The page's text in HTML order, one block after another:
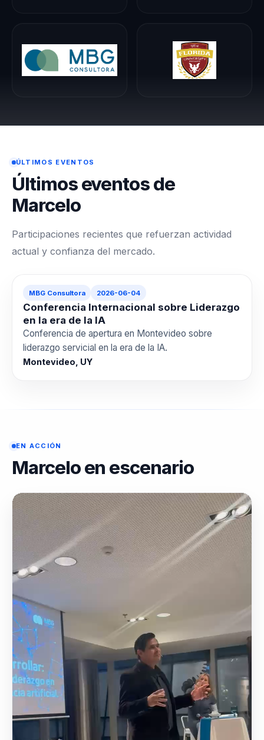
ÚLTIMOS EVENTOS
Últimos eventos de
Marcelo
Participaciones recientes que refuerzan actividad
actual y confianza del mercado.
MBG Consultora 2026-06-04
Conferencia Internacional sobre Liderazgo
en la era de la IA
Conferencia de apertura en Montevideo sobre
liderazgo servicial en la era de la IA.
Montevideo, UY
EN ACCIÓN
Marcelo en escenario